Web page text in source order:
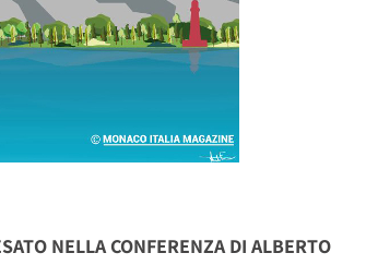
NELLA CONFERENZA DI ALBERTO